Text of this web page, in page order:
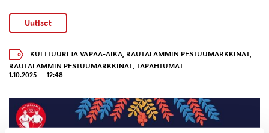
Uutiset
KULTTUURI JA VAPAA-AIKA, RAUTALAMMIN PESTUUMARKKINAT,
RAUTALAMMIN PESTUUMARKKINAT TAPAHTUMAT
1.10.2025 — 12:48